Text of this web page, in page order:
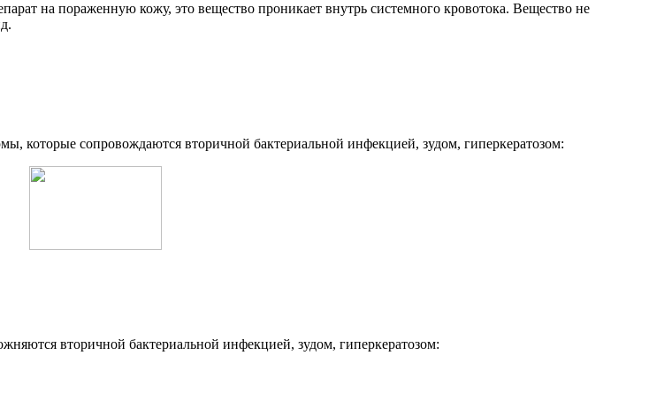
на пораженную кожу, это вещество проникает внутрь системного кровотока. Вещество не
которые сопровождаются вторичной бактериальной инфекцией, зудом, гиперкератозом:
вторичной бактериальной инфекцией, зудом, гиперкератозом: